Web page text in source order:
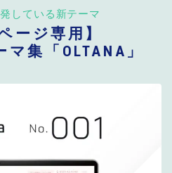
している新テーマ
ージ専用】
集「OLTANA」